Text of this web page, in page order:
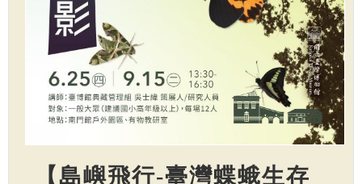
【島嶼飛行-臺灣蝶蛾生存